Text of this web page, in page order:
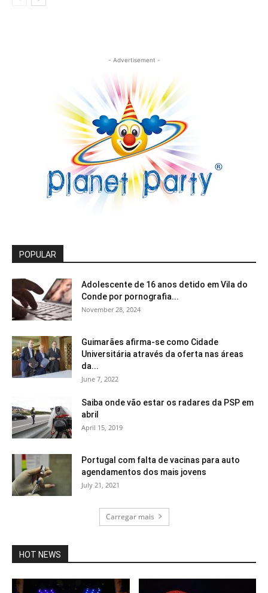
- Advertisement -
POPULAR
Adolescente de 16 anos detido em Vila do
Conde por pornografia...
November 28, 2024
Guimarães afirma-se como Cidade
Universitária através da oferta nas áreas
da...
June 7, 2022
Saiba onde vão estar os radares da PSP em
abril
April 15, 2019
Portugal com falta de vacinas para auto
agendamentos dos mais jovens
July 21, 2021
Carregar mais
HOT NEWS